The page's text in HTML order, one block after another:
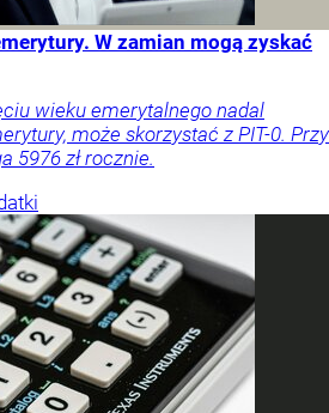
W zamian mogą zyskać
wieku emerytalnego nadal
może skorzystać z PIT-0. Przy
5976 zł rocznie.